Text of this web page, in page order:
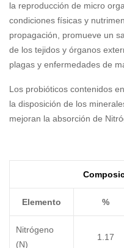
la reproducción de micro
condiciones físicas y
propagación, promueve un
de los tejidos y órganos
plagas y enfermedades de
Los probióticos contenidos en
la disposición de los
mejoran la absorción de
Elemento %
Nitrógeno
(N)
1.17